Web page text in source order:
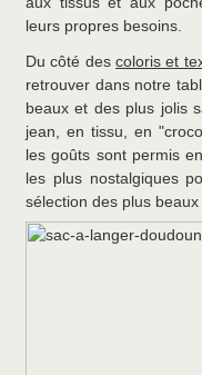
leurs propres besoins.
Du côté descoloris et
retrouver dans notre
beaux et des plus jolis
jean, en tissu, en
les goûts sont permis
les plus nostalgiques
sélection des plus